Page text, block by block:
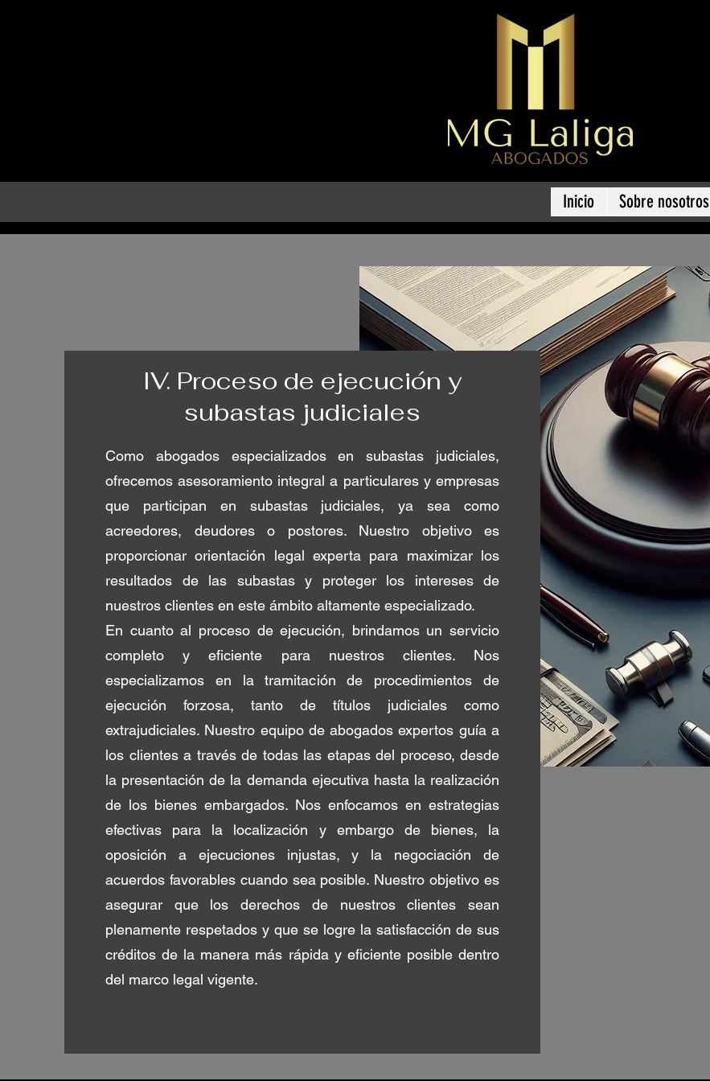
Inicio Sobre nosotros
IV. Proceso de ejecución y
subastas judiciales
Como abogados especializados en subastas judiciales,
ofrecemos asesoramiento integral a particulares y empresas
que participan en subastas judiciales, ya sea como
acreedores, deudores o postores. Nuestro objetivo es
proporcionar orientación legal experta para maximizar los
resultados de las subastas y proteger los intereses de
nuestros clientes en este ámbito altamente especializado.
En cuanto al proceso de ejecución, brindamos un servicio
completo y eficiente para nuestros clientes. Nos
especializamos en la tramitación de procedimientos de
ejecución forzosa, tanto de títulos judiciales como
extrajudiciales. Nuestro equipo de abogados expertos guía a
los clientes a través de todas las etapas del proceso, desde
la presentación de la demanda ejecutiva hasta la realización
de los bienes embargados. Nos enfocamos en estrategias
efectivas para la localización y embargo de bienes, la
oposición a ejecuciones injustas, y la negociación de
acuerdos favorables cuando sea posible. Nuestro objetivo es
asegurar que los derechos de nuestros clientes sean
plenamente respetados y que se logre la satisfacción de sus
créditos de la manera más rápida y eficiente posible dentro
del marco legal vigente.